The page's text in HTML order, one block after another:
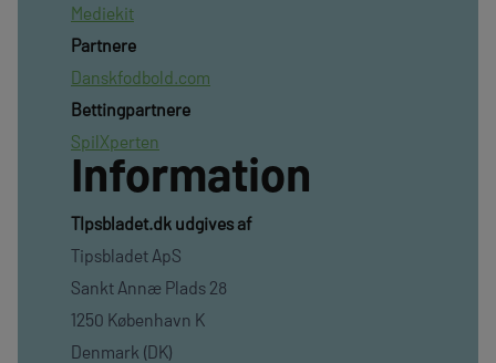
Mediekit
Partnere
Danskfodbold.com
Bettingpartnere
SpilXperten
Information
TIpsbladet.dk udgives af
Tipsbladet ApS
Sankt Annæ Plads 28
1250 København K
Denmark (DK)